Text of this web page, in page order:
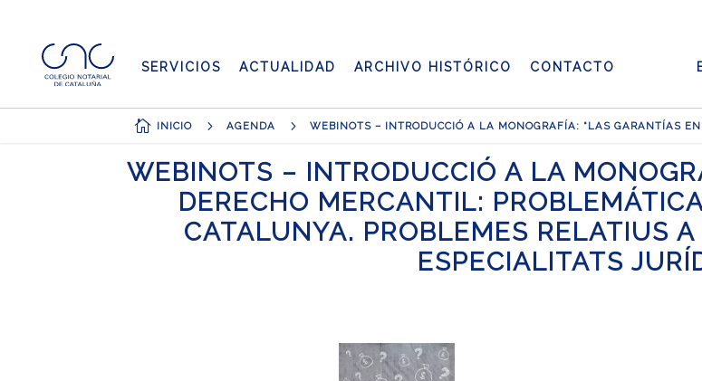
SERVICIOS ACTUALIDAD ARCHIVO HISTÓRICO CONTACTO
 INICIO 5 AGENDA 5
WEBINOTS – INTRODUCCIÓ A LA
DERECHO MERCANTIL:
CATALUNYA. PROBLEMES RELATIUS
ESPECIALITATS